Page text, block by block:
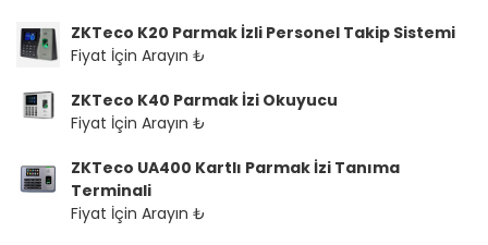
ZKTeco K20 Parmak İzli Personel Takip Sistemi
Fiyat İçin Arayın ₺
ZKTeco K40 Parmak İzi Okuyucu
Fiyat İçin Arayın ₺
ZKTeco UA400 Kartlı Parmak İzi Tanıma
Terminali
Fiyat İçin Arayın ₺